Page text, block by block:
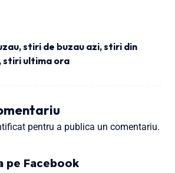
,stiri de buzau azi,stiri din
stiri ultima ora
pentru a publica un comentariu.
pe Facebook